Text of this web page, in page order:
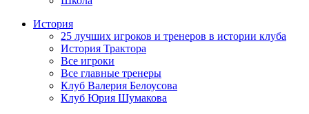
История
25 лучших игроков и тренеров в истории клуба
История Трактора
Все игроки
Все главные тренеры
Клуб Валерия Белоусова
Клуб Юрия Шумакова